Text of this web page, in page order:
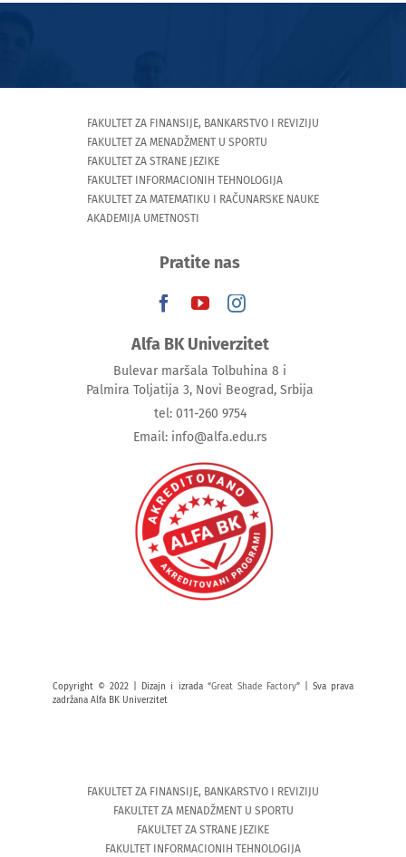
FAKULTET ZA FINANSIJE, BANKARSTVO I REVIZIJU
FAKULTET ZA MENADŽMENT U SPORTU
FAKULTET ZA STRANE JEZIKE
FAKULTET INFORMACIONIH TEHNOLOGIJA
FAKULTET ZA MATEMATIKU I RAČUNARSKE NAUKE
AKADEMIJA UMETNOSTI
Pratite nas
Alfa BK Univerzitet
Bulevar maršala Tolbuhina 8 i
Palmira Toljatija 3, Novi Beograd, Srbija
tel: 011-260 9754
Email: info@alfa.edu.rs
Copyright © 2022 | Dizajn i izrada “Great Shade Factory” | Sva prava
zadržana Alfa BK Univerzitet
FAKULTET ZA FINANSIJE, BANKARSTVO I REVIZIJU
FAKULTET ZA MENADŽMENT U SPORTU
FAKULTET ZA STRANE JEZIKE
FAKULTET INFORMACIONIH TEHNOLOGIJA